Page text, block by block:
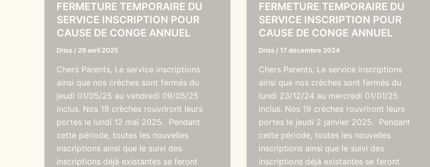
FERMETURE TEMPORAIRE DU
SERVICE INSCRIPTION POUR
CAUSE DE CONGE ANNUEL
Driss / 29 avril 2025
Chers Parents, Le service inscriptions
ainsi que nos crèches sont fermés du
jeudi 01/05/25 au vendredi 09/05/25
inclus. Nos 19 crèches rouvriront leurs
portes le lundi 12 mai 2025. Pendant
cette période, toutes les nouvelles
inscriptions ainsi que le suivi des
inscriptions déjà existantes se feront
FERMETURE TEMPORAIRE DU
SERVICE INSCRIPTION POUR
CAUSE DE CONGE ANNUEL
Driss / 17 décembre 2024
Chers Parents, Le service inscriptions
ainsi que nos crèches sont fermés du
lundi 23/12/24 au mercredi 01/01/25
inclus. Nos 19 crèches rouvriront leurs
portes le jeudi 2 janvier 2025. Pendant
cette période, toutes les nouvelles
inscriptions ainsi que le suivi des
inscriptions déjà existantes se feront